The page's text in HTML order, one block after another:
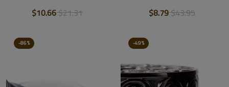
$43.95
$8.79
$21.31
$10.66
-49%
-86%